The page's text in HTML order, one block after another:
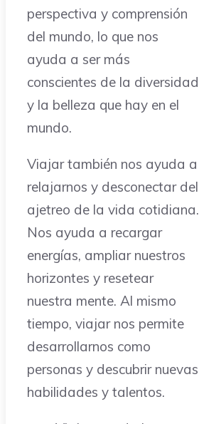
perspectiva y comprensión
del mundo, lo que nos
ayuda a ser más
conscientes de la diversidad
y la belleza que hay en el
mundo.
Viajar también nos ayuda a
relajarnos y desconectar del
ajetreo de la vida cotidiana.
Nos ayuda a recargar
energías, ampliar nuestros
horizontes y resetear
nuestra mente. Al mismo
tiempo, viajar nos permite
desarrollarnos como
personas y descubrir nuevas
habilidades y talentos.